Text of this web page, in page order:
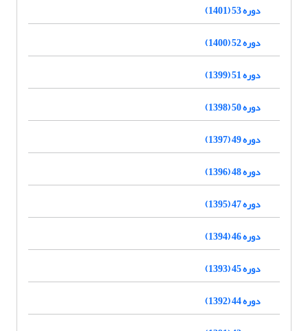
دوره 53 (1401)
دوره 52 (1400)
دوره 51 (1399)
دوره 50 (1398)
دوره 49 (1397)
دوره 48 (1396)
دوره 47 (1395)
دوره 46 (1394)
دوره 45 (1393)
دوره 44 (1392)